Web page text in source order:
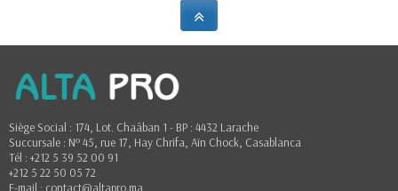
Siège Social : 174, Lot. Chaâban 1 - BP : 4432 Larache
Succursale : Nº 45, rue 17, Hay Chrifa, Aïn Chock, Casablanca
Tél : +212 5 39 52 00 91
+212 5 22 50 05 72
E-mail : contact@altapro.ma